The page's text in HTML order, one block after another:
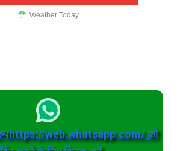
Weather Today
web.whatsapp.com/ को